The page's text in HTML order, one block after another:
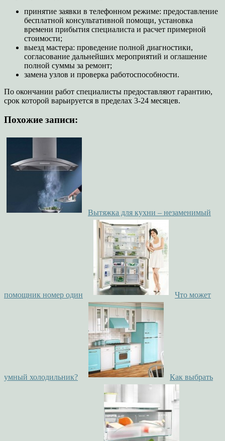
принятие заявки в телефонном режиме: предоставление
бесплатной консультативной помощи, установка
времени прибытия специалиста и расчет примерной
стоимости;
выезд мастера: проведение полной диагностики,
согласование дальнейших мероприятий и оглашение
полной суммы за ремонт;
замена узлов и проверка работоспособности.
По окончании работ специалисты предоставляют гарантию,
срок которой варьируется в пределах 3-24 месяцев.
Похожие записи:
Вытяжка для кухни – незаменимый
помощник номер один Что может
умный холодильник? Как выбрать